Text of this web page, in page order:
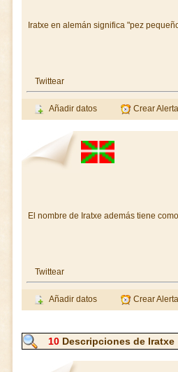
Iratxe en alemán significa "pez
Twittear
Añadir datos Crear Alerta
El nombre de Iratxe además tiene
Twittear
Añadir datos Crear Alerta
10 Descripciones de Iratxe